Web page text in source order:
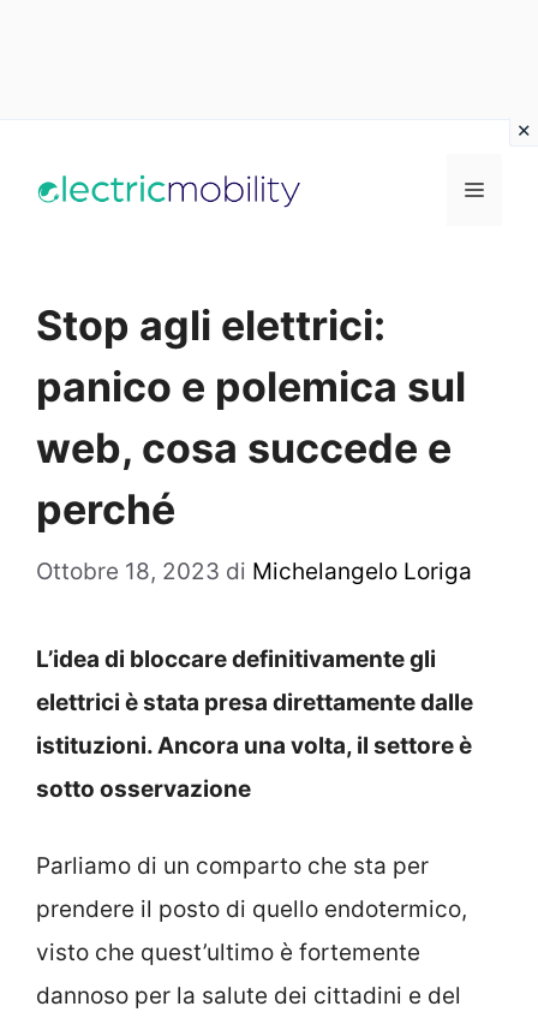
Menu
Stop agli elettrici:
panico e polemica sul
web, cosa succede e
perché
Ottobre 18, 2023 di Michelangelo Loriga
L’idea di bloccare definitivamente gli
elettrici è stata presa direttamente dalle
istituzioni. Ancora una volta, il settore è
sotto osservazione
Parliamo di un comparto che sta per
prendere il posto di quello endotermico,
visto che quest’ultimo è fortemente
dannoso per la salute dei cittadini e del